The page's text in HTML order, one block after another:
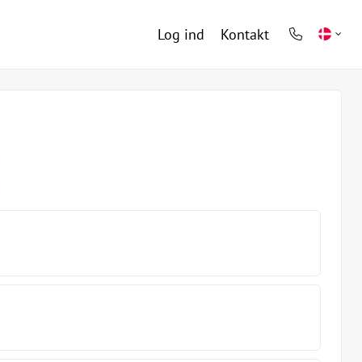
Log ind Kontakt
phone